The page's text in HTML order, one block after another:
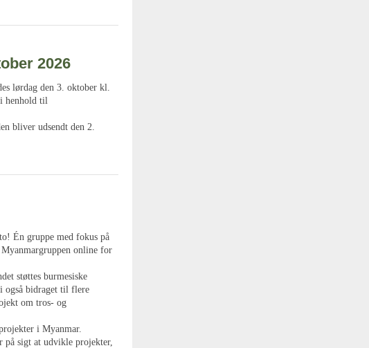
2026
lørdag den 3. oktober kl.
henhold til
bliver udsendt den 2.
Én gruppe med fokus på
online for
støttes burmesiske
også bidraget til flere
om tros- og
i Myanmar.
på sigt at udvikle projekter,